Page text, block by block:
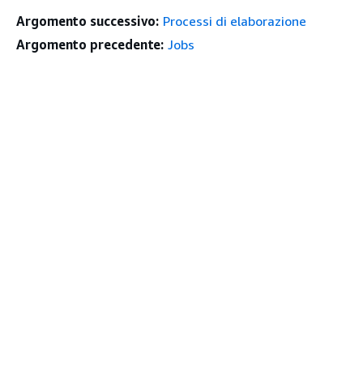
Argomento successivo: Processi di elaborazione
Argomento precedente: Jobs